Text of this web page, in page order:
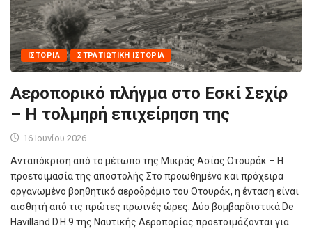
ΙΣΤΟΡΊΑ ΣΤΡΑΤΙΩΤΙΚΉ ΙΣΤΟΡΊΑ
Αεροπορικό πλήγμα στο Εσκί Σεχίρ
– Η τολμηρή επιχείρηση της
16 Ιουνίου 2026
Ανταπόκριση από το μέτωπο της Μικράς Ασίας Οτουράκ – Η
προετοιμασία της αποστολής Στο προωθημένο και πρόχειρα
οργανωμένο βοηθητικό αεροδρόμιο του Οτουράκ, η ένταση είναι
αισθητή από τις πρώτες πρωινές ώρες. Δύο βομβαρδιστικά De
Havilland D.H.9 της Ναυτικής Αεροπορίας προετοιμάζονται για